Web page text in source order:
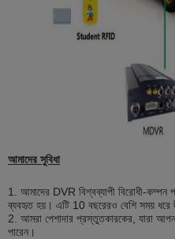
আমাদের সুবিধা
1. আমাদের DVR বিশ্বব্যাপী বিরোধী-কম্পন
ব্যবহৃত হয়। এটি 10 ​​বছরেরও বেশি সময় ধরে
2. আমরা পেশাদার প্রস্তুতকারকের, যারা
পারেন।